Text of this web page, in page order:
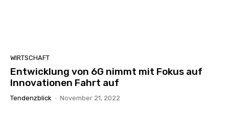
WIRTSCHAFT
Entwicklung von 6G nimmt mit Fokus auf
Innovationen Fahrt auf
Tendenzblick - November 21, 2022